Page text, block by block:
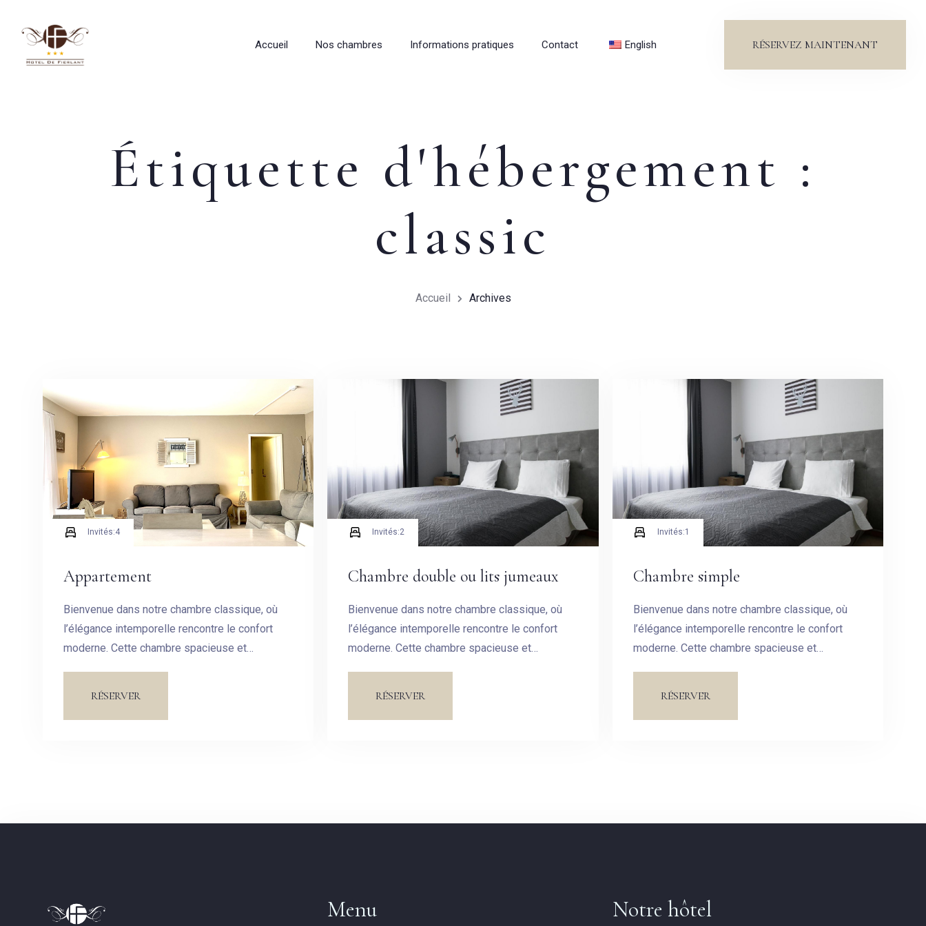
Accueil Nos chambres Informations pratiques Contact English RÉSERVEZ MAINTENANT
Étiquette d'hébergement :
classic
Accueil Archives
Appartement
Bienvenue dans notre chambre classique, où
l’élégance intemporelle rencontre le confort
moderne. Cette chambre spacieuse et
Invités:4
RÉSERVER
Chambre double ou lits jumeaux
Bienvenue dans notre chambre classique, où
l’élégance intemporelle rencontre le confort
moderne. Cette chambre spacieuse et
Invités:2
RÉSERVER
Chambre simple
Bienvenue dans notre chambre classique, où
l’élégance intemporelle rencontre le confort
moderne. Cette chambre spacieuse et
Invités:1
RÉSERVER
Menu Notre hôtel
Arrivée
Pas de check-out